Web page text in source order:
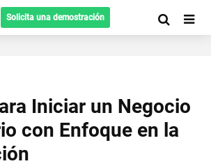
Solicita una demostración
Iniciar un Negocio
con Enfoque en la